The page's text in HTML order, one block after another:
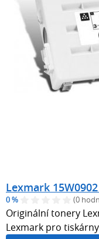
Lexmark
0 % (0
Originální tonery
Lexmark pro tiskárny